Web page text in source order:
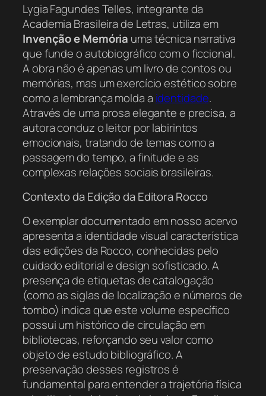
Lygia Fagundes Telles, integrante da
Academia Brasileira de Letras, utiliza em
Invenção e Memória uma técnica narrativa
que funde o autobiográfico com o ficcional.
A obra não é apenas um livro de contos ou
memórias, mas um exercício estético sobre
como a lembrança molda a identidade.
Através de uma prosa elegante e precisa, a
autora conduz o leitor por labirintos
emocionais, tratando de temas como a
passagem do tempo, a finitude e as
complexas relações sociais brasileiras.
Contexto da Edição da Editora Rocco
O exemplar documentado em nosso acervo
apresenta a identidade visual característica
das edições da Rocco, conhecidas pelo
cuidado editorial e design sofisticado. A
presença de etiquetas de catalogação
(como as siglas de localização e números de
tombo) indica que este volume específico
possui um histórico de circulação em
bibliotecas, reforçando seu valor como
objeto de estudo bibliográfico. A
preservação desses registros é
fundamental para entender a trajetória física